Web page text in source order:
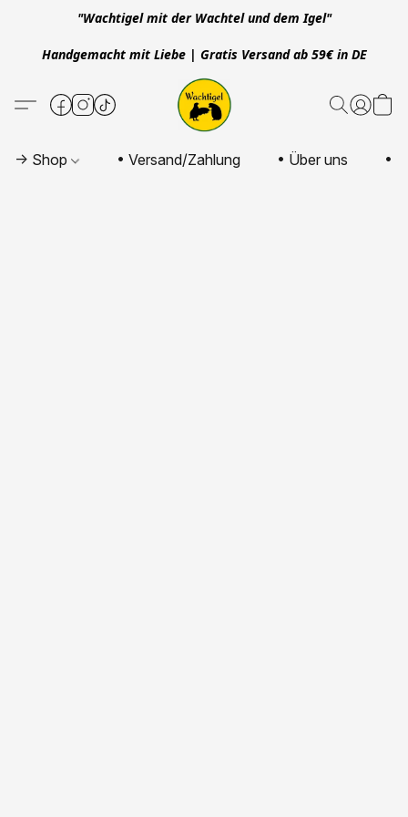
"Wachtigel mit der Wachtel und dem Igel"
Handgemacht mit Liebe | Gratis Versand ab 59€ in DE
-> Shop • Versand/Zahlung • Über uns •